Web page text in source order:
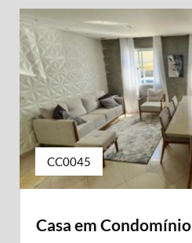
CC0045
Casa em Condomínio